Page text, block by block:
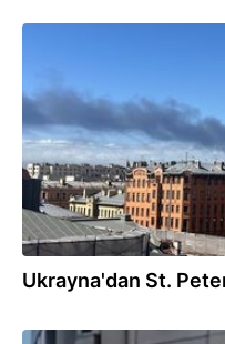
Ukrayna'dan St.